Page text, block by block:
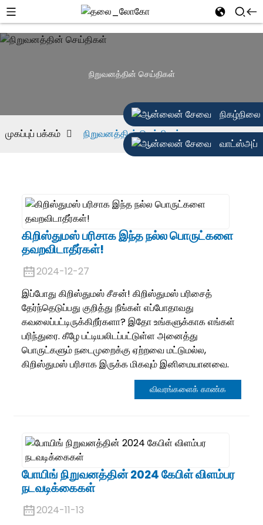
நிகழ்நிலை
வாட்ஸ்அப்
நிறுவனத்தின் செய்திகள்
முகப்புப் பக்கம் நிறுவனத்தின் செய்திகள்
கிறிஸ்துமஸ் பரிசாக இந்த நல்ல பொருட்களை
தவறவிடாதீர்கள்!
2024-12-27
இப்போது கிறிஸ்துமஸ் சீசன்! கிறிஸ்துமஸ் பரிசைத்
தேர்ந்தெடுப்பது குறித்து நீங்கள் எப்போதாவது
கவலைப்பட்டிருக்கிறீர்களா? இதோ உங்களுக்காக எங்கள்
பரிந்துரை. கீழே பட்டியலிடப்பட்டுள்ள அனைத்து
பொருட்களும் நடைமுறைக்கு ஏற்றவை மட்டுமல்ல,
கிறிஸ்துமஸ் பரிசாக இருக்க மிகவும் இனிமையானவை.
விவரங்களைக் காண்க
போயிங் நிறுவனத்தின் 2024 கேபிள் விளம்பர
நடவடிக்கைகள்
2024-11-13